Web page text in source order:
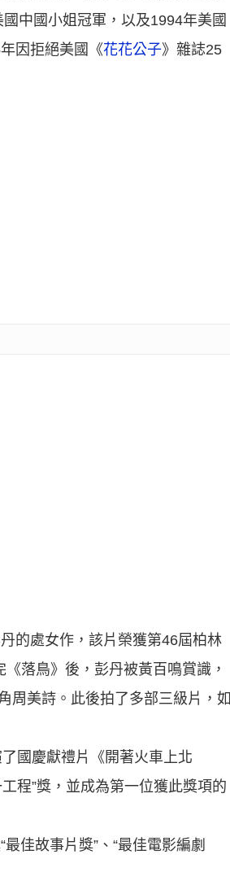
中國小姐冠軍，以及1994年美國
因拒絕美國《花花公子》雜誌25
的處女作，該片榮獲第46屆柏林
落鳥》後，彭丹被黃百鳴賞識，
周美詩。此後拍了多部三級片，如
國慶獻禮片《開著火車上北
程”獎，並成為第一位獲此獎項的
佳故事片獎”、“最佳電影編劇